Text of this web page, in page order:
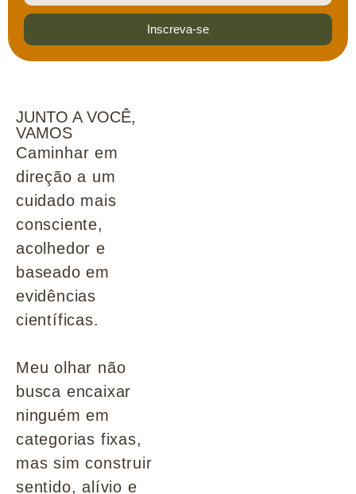
Inscreva-se
JUNTO A VOCÊ,
VAMOS
Caminhar em
direção a um
cuidado mais
consciente,
acolhedor e
baseado em
evidências
científicas.
Meu olhar não
busca encaixar
ninguém em
categorias fixas,
mas sim construir
sentido, alívio e